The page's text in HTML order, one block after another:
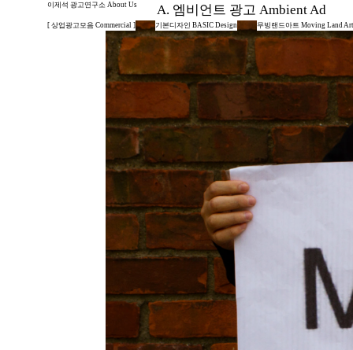
이제석 광고연구소 About Us A. 엠비언트 광고 Ambient Ad
[ 상업광고모음 Commercial ] 기본디자인 BASIC Design 무빙랜드아트 Moving Land Art